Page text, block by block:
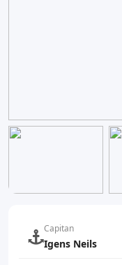
Capitan
Igens Neils